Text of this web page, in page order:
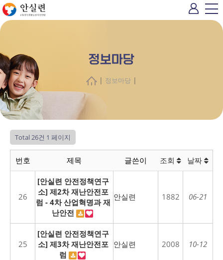
정보마당
| 정보마당 |
Total 26건 1 페이지
번호 제목 글쓴이 조회 날짜
26
[안실련 안전정책연구
소] 제2차 재난안전포
럼 - 4차 산업혁명과 재
난안전
안실련 1882 06-21
25
[안실련 안전정책연구
소] 제3차 재난안전포
럼
안실련 2008 10-12